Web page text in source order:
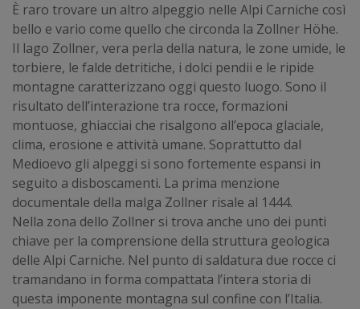
È raro trovare un altro alpeggio nelle Alpi Carniche così
bello e vario come quello che circonda la Zollner Höhe.
Il lago Zollner, vera perla della natura, le zone umide, le
torbiere, le falde detritiche, i dolci pendii e le ripide
montagne caratterizzano oggi questo luogo. Sono il
risultato dell’interazione tra rocce, formazioni
montuose, ghiacciai che risalgono all’epoca glaciale,
clima, erosione e attività umane. Soprattutto dal
Medioevo gli alpeggi si sono fortemente espansi in
seguito a disboscamenti. La prima menzione
documentale della malga Zollner risale al 1444.
Nella zona dello Zollner si trova anche uno dei punti
chiave per la comprensione della struttura geologica
delle Alpi Carniche. Nel punto di saldatura due rocce ci
tramandano in forma compattata l’intera storia di
questa imponente montagna sul confine con l’Italia.